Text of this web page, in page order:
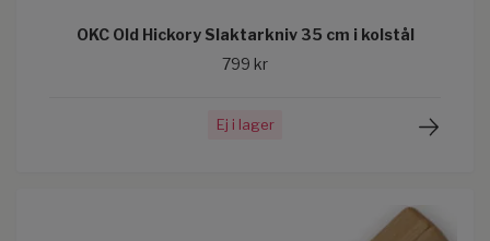
OKC Old Hickory Slaktarkniv 35 cm i kolstål
799 kr
Ej i lager